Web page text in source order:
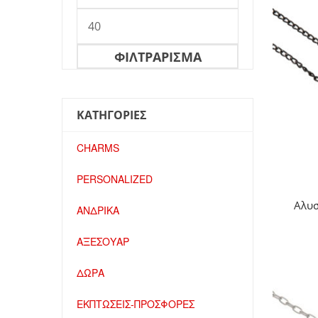
τιμή
ΦΙΛΤΡΆΡΙΣΜΑ
ΚΑΤΗΓΟΡΙΕΣ
CHARMS
PERSONALIZED
ΑΝΔΡΙΚΑ
ΑΞΕΣΟΥΑΡ
ΔΩΡΑ
ΕΚΠΤΩΣΕΙΣ-ΠΡΟΣΦΟΡΕΣ